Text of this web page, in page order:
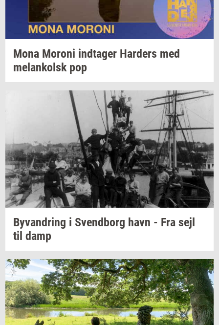
Mona Mor­o­ni ind­ta­ger Har­ders med
melan­kolskpop
Byvan­dring i Svend­borg havn - Fra sejl
til damp